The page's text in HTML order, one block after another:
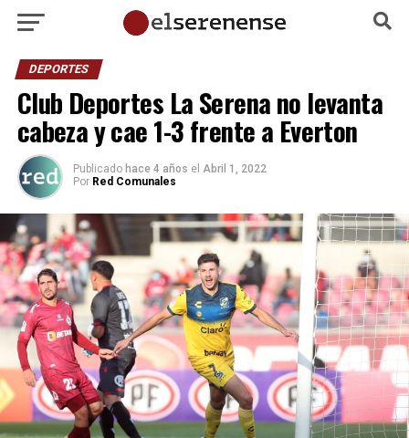
DEPORTES
Club Deportes La Serena no levanta
cabeza y cae 1-3 frente a Everton
Publicado hace 4 años el Abril 1, 2022
Por Red Comunales